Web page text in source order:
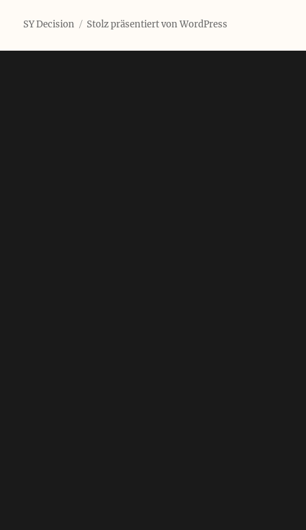
SY Decision Stolz präsentiert von WordPress